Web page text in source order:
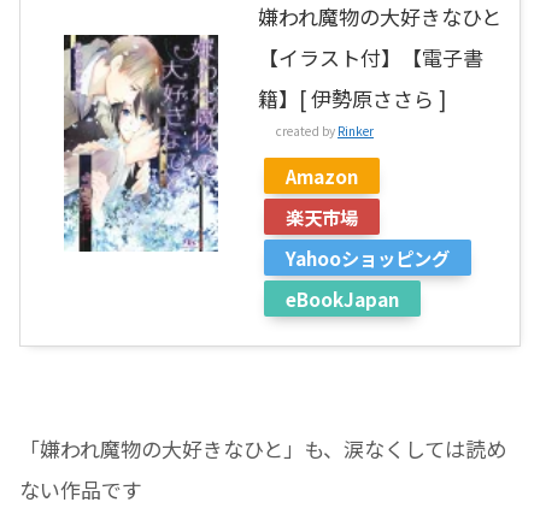
嫌われ魔物の大好きなひと
【イラスト付】【電子書
籍】[ 伊勢原ささら ]
created by Rinker
Amazon
楽天市場
Yahooショッピング
eBookJapan
「嫌われ魔物の大好きなひと」も、涙なくしては読め
ない作品です